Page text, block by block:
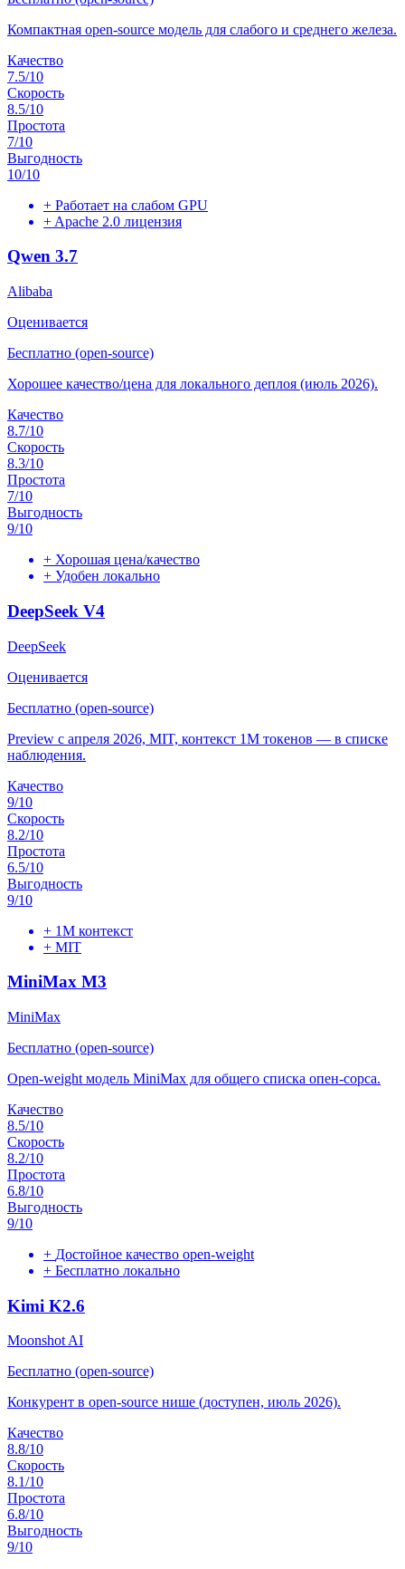
Компактная open-source модель для слабого и среднего железа.
Качество
7.5/10
Скорость
8.5/10
Простота
7/10
Выгодность
10/10
+ Работает на слабом GPU
+ Apache 2.0 лицензия
Qwen 3.7
Alibaba
Оценивается
Бесплатно (open-source)
Хорошее качество/цена для локального деплоя (июль 2026).
Качество
8.7/10
Скорость
8.3/10
Простота
7/10
Выгодность
9/10
+ Хорошая цена/качество
+ Удобен локально
DeepSeek V4
DeepSeek
Оценивается
Бесплатно (open-source)
Preview с апреля 2026, MIT, контекст 1M токенов — в списке
наблюдения.
Качество
9/10
Скорость
8.2/10
Простота
6.5/10
Выгодность
9/10
+ 1M контекст
+ MIT
MiniMax M3
MiniMax
Бесплатно (open-source)
Open-weight модель MiniMax для общего списка опен-сорса.
Качество
8.5/10
Скорость
8.2/10
Простота
6.8/10
Выгодность
9/10
+ Достойное качество open-weight
+ Бесплатно локально
Kimi K2.6
Moonshot AI
Бесплатно (open-source)
Конкурент в open-source нише (доступен, июль 2026).
Качество
8.8/10
Скорость
8.1/10
Простота
6.8/10
Выгодность
9/10